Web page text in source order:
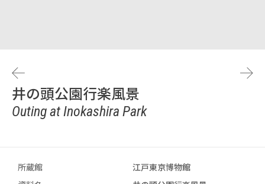
井の頭公園行楽風景
Outing at Inokashira Park
所蔵館
江戸東京博物館